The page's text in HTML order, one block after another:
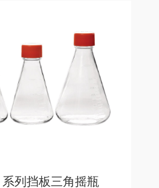
列挡板三角摇瓶